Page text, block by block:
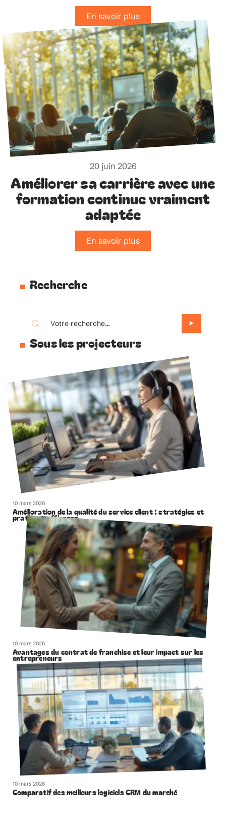
En savoir plus
20 juin 2026
Améliorer sa carrière avec une
formation continue vraiment
adaptée
En savoir plus
Recherche
Sous les projecteurs
10 mars 2026
Amélioration de la qualité du service client : stratégies et
pratiques efficaces
10 mars 2026
Avantages du contrat de franchise et leur impact sur les
entrepreneurs
10 mars 2026
Comparatif des meilleurs logiciels CRM du marché